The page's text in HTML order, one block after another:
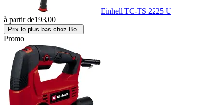
Einhell TC-TS 2225 U
à partir de193,00
Prix le plus bas chez Bol.
Promo